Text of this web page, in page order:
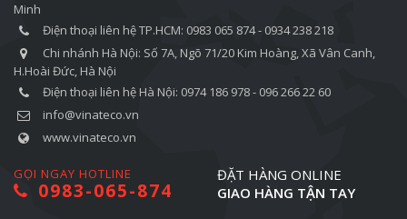
Minh
Điện thoại liên hệ TP.HCM: 0983 065 874 - 0934 238 218
Chi nhánh Hà Nội: Số 7A, Ngõ 71/20 Kim Hoàng, Xã Vân Canh,
H.Hoài Đức, Hà Nội
Điện thoại liên hệ Hà Nội: 0974 186 978 - 096 266 22 60
info@vinateco.vn
www.vinateco.vn
GỌI NGAY HOTLINE
0983-065-874
ĐẶT HÀNG ONLINE
GIAO HÀNG TẬN TAY